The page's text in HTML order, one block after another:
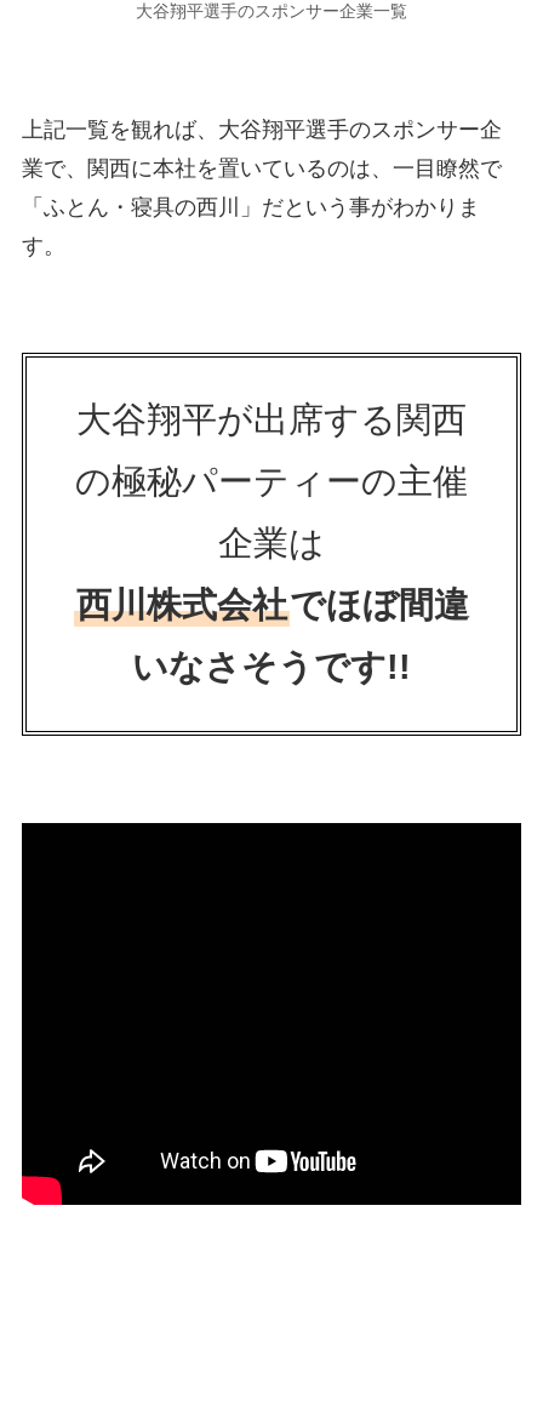
大谷翔平選手のスポンサー企業一覧
上記一覧を観れば、大谷翔平選手のスポンサー企
業で、関西に本社を置いているのは、一目瞭然で
「ふとん・寝具の西川」だという事がわかりま
す。
大谷翔平が出席する関西
の極秘パーティーの主催
企業は
西川株式会社でほぼ間違
いなさそうです!!